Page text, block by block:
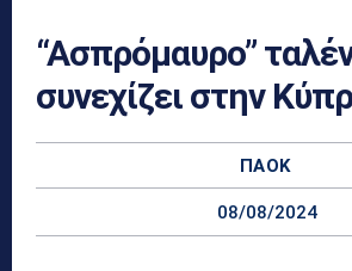
“Ασπρόμαυρο”
συνεχίζει στην
ΠΑΟΚ
08/08/2024